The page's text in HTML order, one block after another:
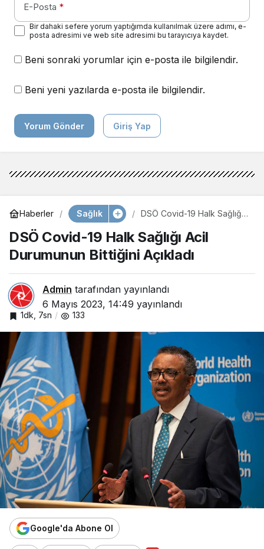
E-Posta *
Bir dahaki sefere yorum yaptığımda kullanılmak üzere adımı, e-
posta adresimi ve web site adresimi bu tarayıcıya kaydet.
Beni sonraki yorumlar için e-posta ile bilgilendir.
Beni yeni yazılarda e-posta ile bilgilendir.
Yorum Gönder Giriş Yap
Haberler Sağlık
DSÖ Covid-19 Halk Sağlığı
Açıkladı
DSÖ Covid-19 Halk Sağlığı Acil
Durumunun Bittiğini Açıkladı
Admin tarafından yayınlandı
6 Mayıs 2023, 14:49 yayınlandı
1dk, 7sn 133
Google'da Abone Ol